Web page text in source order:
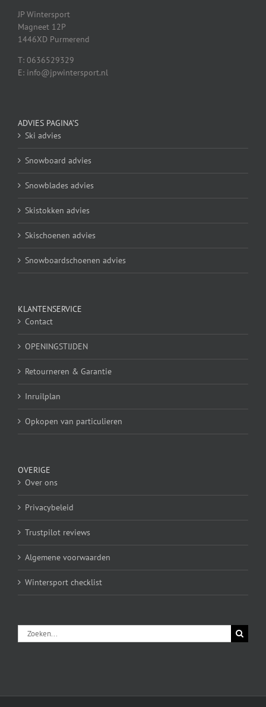
JP Wintersport
Magneet 12P
1446XD Purmerend
T: 0636529329
E: info@jpwintersport.nl
ADVIES PAGINA’S
Ski advies
Snowboard advies
Snowblades advies
Skistokken advies
Skischoenen advies
Snowboardschoenen advies
KLANTENSERVICE
Contact
OPENINGSTIJDEN
Retourneren & Garantie
Inruilplan
Opkopen van particulieren
OVERIGE
Over ons
Privacybeleid
Trustpilot reviews
Algemene voorwaarden
Wintersport checklist
Zoeken
naar: